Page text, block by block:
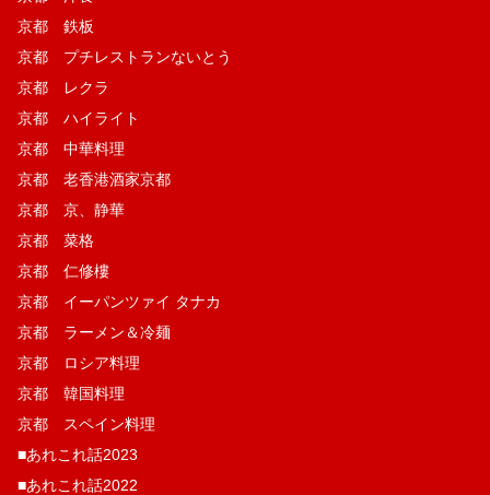
京都 鉄板
京都 プチレストランないとう
京都 レクラ
京都 ハイライト
京都 中華料理
京都 老香港酒家京都
京都 京、静華
京都 菜格
京都 仁修樓
京都 イーパンツァイ タナカ
京都 ラーメン＆冷麺
京都 ロシア料理
京都 韓国料理
京都 スペイン料理
■あれこれ話2023
■あれこれ話2022